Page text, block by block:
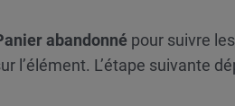
abandonné pour suivre
l’élément. L’étape suivante